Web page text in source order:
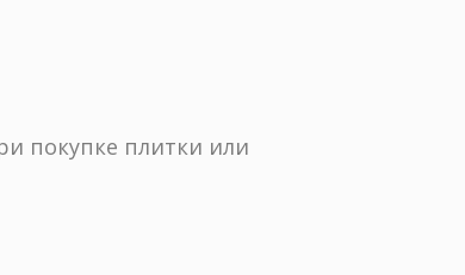
покупке плитки или